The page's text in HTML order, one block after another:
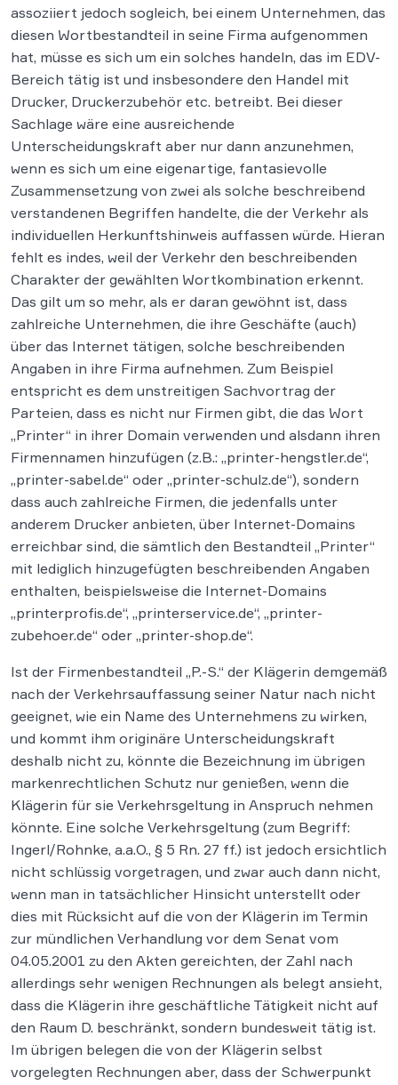
assoziiert jedoch sogleich, bei einem Unternehmen, das
diesen Wortbestandteil in seine Firma aufgenommen
hat, müsse es sich um ein solches handeln, das im EDV-
Bereich tätig ist und insbesondere den Handel mit
Drucker, Druckerzubehör etc. betreibt. Bei dieser
Sachlage wäre eine ausreichende
Unterscheidungskraft aber nur dann anzunehmen,
wenn es sich um eine eigenartige, fantasievolle
Zusammensetzung von zwei als solche beschreibend
verstandenen Begriffen handelte, die der Verkehr als
individuellen Herkunftshinweis auffassen würde. Hieran
fehlt es indes, weil der Verkehr den beschreibenden
Charakter der gewählten Wortkombination erkennt.
Das gilt um so mehr, als er daran gewöhnt ist, dass
zahlreiche Unternehmen, die ihre Geschäfte (auch)
über das Internet tätigen, solche beschreibenden
Angaben in ihre Firma aufnehmen. Zum Beispiel
entspricht es dem unstreitigen Sachvortrag der
Parteien, dass es nicht nur Firmen gibt, die das Wort
„Printer“ in ihrer Domain verwenden und alsdann ihren
Firmennamen hinzufügen (z.B.: „printer-hengstler.de“,
„printer-sabel.de“ oder „printer-schulz.de“), sondern
dass auch zahlreiche Firmen, die jedenfalls unter
anderem Drucker anbieten, über Internet-Domains
erreichbar sind, die sämtlich den Bestandteil „Printer“
mit lediglich hinzugefügten beschreibenden Angaben
enthalten, beispielsweise die Internet-Domains
„printerprofis.de“, „printerservice.de“, „printer-
zubehoer.de“ oder „printer-shop.de“.
Ist der Firmenbestandteil „P.-S.“ der Klägerin demgemäß
nach der Verkehrsauffassung seiner Natur nach nicht
geeignet, wie ein Name des Unternehmens zu wirken,
und kommt ihm originäre Unterscheidungskraft
deshalb nicht zu, könnte die Bezeichnung im übrigen
markenrechtlichen Schutz nur genießen, wenn die
Klägerin für sie Verkehrsgeltung in Anspruch nehmen
könnte. Eine solche Verkehrsgeltung (zum Begriff:
Ingerl/Rohnke, a.a.O., § 5 Rn. 27 ff.) ist jedoch ersichtlich
nicht schlüssig vorgetragen, und zwar auch dann nicht,
wenn man in tatsächlicher Hinsicht unterstellt oder
dies mit Rücksicht auf die von der Klägerin im Termin
zur mündlichen Verhandlung vor dem Senat vom
04.05.2001 zu den Akten gereichten, der Zahl nach
allerdings sehr wenigen Rechnungen als belegt ansieht,
dass die Klägerin ihre geschäftliche Tätigkeit nicht auf
den Raum D. beschränkt, sondern bundesweit tätig ist.
Im übrigen belegen die von der Klägerin selbst
vorgelegten Rechnungen aber, dass der Schwerpunkt